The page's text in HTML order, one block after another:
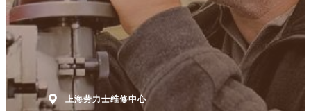
 上海劳力士维修中心